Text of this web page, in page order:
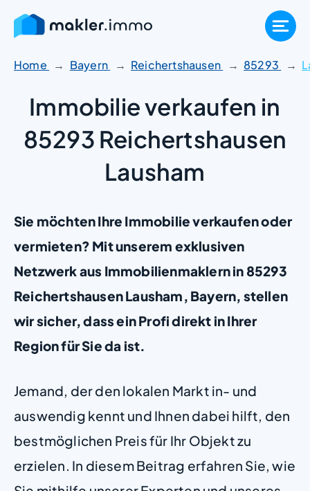
Zum
Inhalt
springen
Home Bayern Reichertshausen 85293
Immobilie verkaufen in
85293 Reichertshausen
Lausham
Sie möchten Ihre Immobilie verkaufen oder
vermieten? Mit unserem exklusiven
Netzwerk aus Immobilienmaklern in 85293
Reichertshausen Lausham, Bayern, stellen
wir sicher, dass ein Profi direkt in Ihrer
Region für Sie da ist.
Jemand, der den lokalen Markt in- und
auswendig kennt und Ihnen dabei hilft, den
bestmöglichen Preis für Ihr Objekt zu
erzielen. In diesem Beitrag erfahren Sie, wie